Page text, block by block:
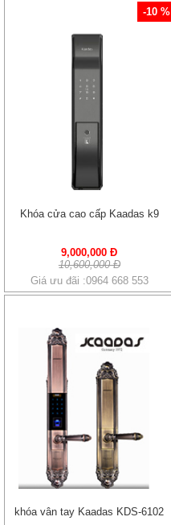
-10 %
Khóa cửa cao cấp Kaadas k9
9,000,000 Đ
10,600,000 Đ
Giá ưu đãi :0964 668 553
khóa vân tay Kaadas KDS-6102